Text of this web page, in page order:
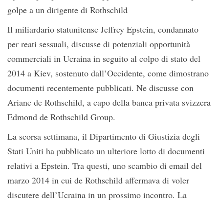
golpe a un dirigente di Rothschild
Il miliardario statunitense Jeffrey Epstein, condannato
per reati sessuali, discusse di potenziali opportunità
commerciali in Ucraina in seguito al colpo di stato del
2014 a Kiev, sostenuto dall’Occidente, come dimostrano
documenti recentemente pubblicati. Ne discusse con
Ariane de Rothschild, a capo della banca privata svizzera
Edmond de Rothschild Group.
La scorsa settimana, il Dipartimento di Giustizia degli
Stati Uniti ha pubblicato un ulteriore lotto di documenti
relativi a Epstein. Tra questi, uno scambio di email del
marzo 2014 in cui de Rothschild affermava di voler
discutere dell’Ucraina in un prossimo incontro. La